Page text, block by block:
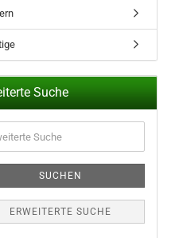
Suche
SUCHEN
ERWEITERTE SUCHE